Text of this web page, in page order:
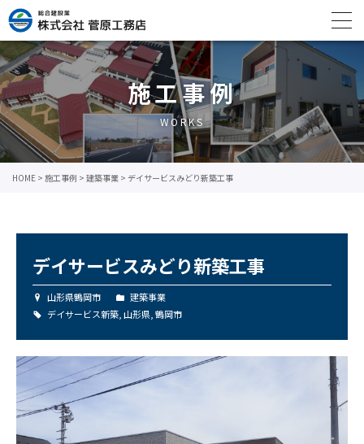
施工事例
WORKS
HOME > 施工事例 > 建築事業 > デイサービスみどり新築工事
デイサービスみどり新築工事
山形県鶴岡市
建築事業
デイサービス新築, 山形県, 鶴岡市